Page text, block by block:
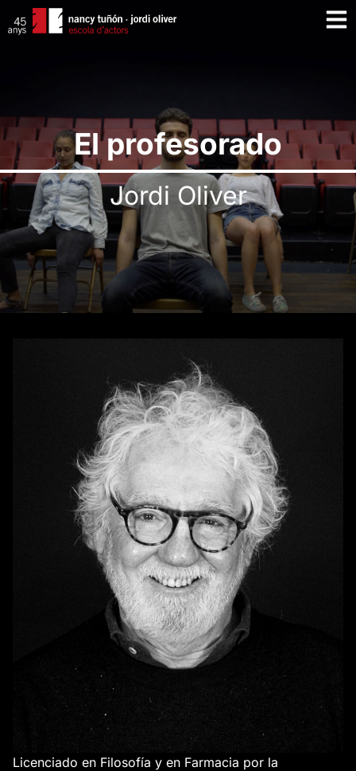
El profesorado
Jordi Oliver
Licenciado en Filosofía y en Farmacia por la